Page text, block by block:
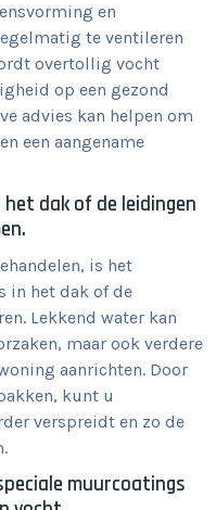
en
te ventileren
overtollig vocht
op een gezond
advies kan helpen om
een aangename
het dak of de leidingen
is het
in het dak of de
Lekkend water kan
maar ook verdere
aanrichten. Door
kunt u
verspreidt en zo de
muurcoatings